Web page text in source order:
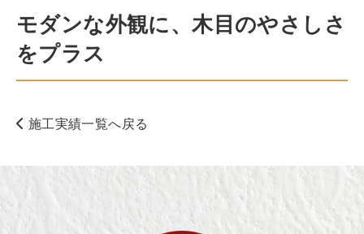
モダンな外観に、木目のやさしさ
をプラス
施工実績一覧へ戻る